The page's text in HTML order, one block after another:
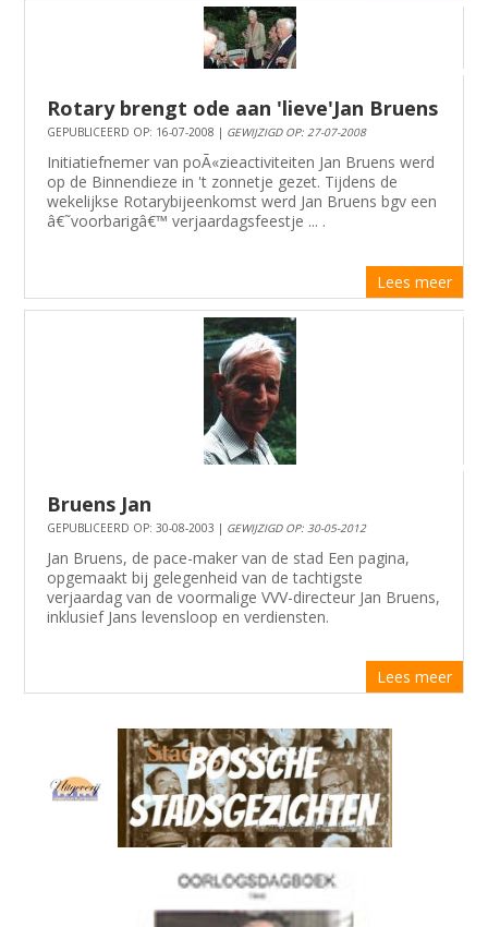
Rotary brengt ode aan 'lieve'Jan Bruens
GEPUBLICEERD OP: 16-07-2008 | GEWIJZIGD OP: 27-07-2008
Initiatiefnemer van poÃ«zieactiviteiten Jan Bruens werd
op de Binnendieze in 't zonnetje gezet. Tijdens de
wekelijkse Rotarybijeenkomst werd Jan Bruens bgv een
â€˜voorbarigâ€™ verjaardagsfeestje ... .
Lees meer
Bruens Jan
GEPUBLICEERD OP: 30-08-2003 | GEWIJZIGD OP: 30-05-2012
Jan Bruens, de pace-maker van de stad Een pagina,
opgemaakt bij gelegenheid van de tachtigste
verjaardag van de voormalige VVV-directeur Jan Bruens,
inklusief Jans levensloop en verdiensten.
Lees meer